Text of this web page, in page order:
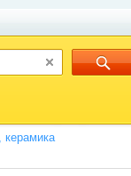
керамика